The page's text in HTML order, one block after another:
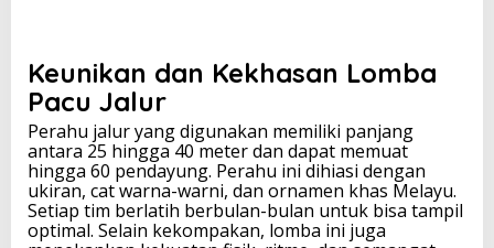
Keunikan dan Kekhasan Lomba
Pacu Jalur
Perahu jalur yang digunakan memiliki panjang
antara 25 hingga 40 meter dan dapat memuat
hingga 60 pendayung. Perahu ini dihiasi dengan
ukiran, cat warna-warni, dan ornamen khas Melayu.
Setiap tim berlatih berbulan-bulan untuk bisa tampil
optimal. Selain kekompakan, lomba ini juga